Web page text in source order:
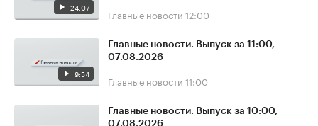
24:07 Главные новости 12:00
9:54
Главные новости. Выпуск за 11:00,
07.08.2026
Главные новости 11:00
Главные новости. Выпуск за 10:00,
07.08.2026